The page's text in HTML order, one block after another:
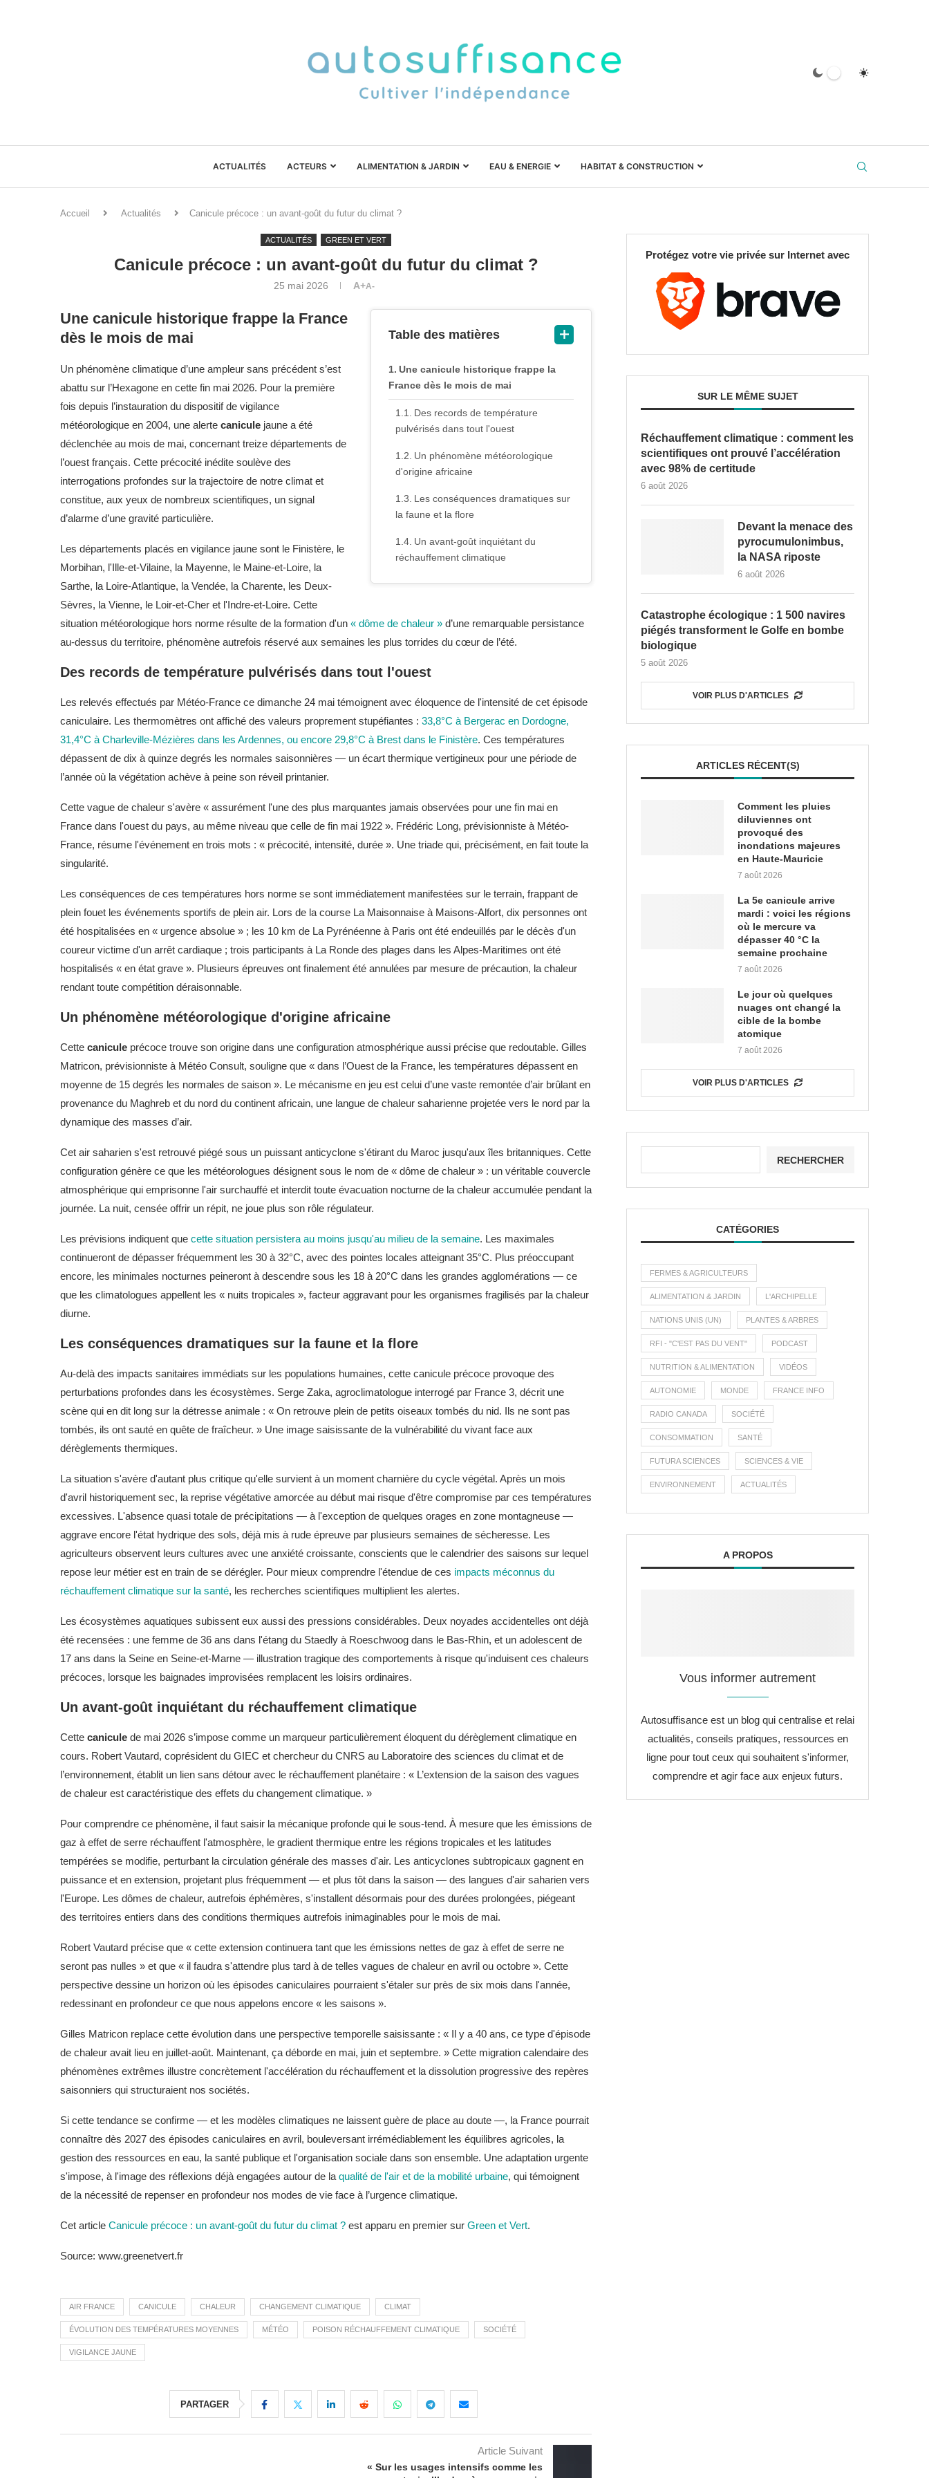
ACTUALITÉS ACTEURS ALIMENTATION & JARDIN EAU & ENERGIE HABITAT & CONSTRUCTION
Accueil Actualités Canicule précoce : un avant-goût du futur du climat ?
ACTUALITÉS GREEN ET VERT
Canicule précoce : un avant-goût du futur du climat ?
25 mai 2026 A+A-
Table des matières
Une canicule historique frappe la
France dès le mois de mai
Des records de température
pulvérisés dans tout l'ouest
Un phénomène météorologique
d'origine africaine
Les conséquences dramatiques sur
la faune et la flore
Un avant-goût inquiétant du
réchauffement climatique
Une canicule historique frappe la France
dès le mois de mai
Un phénomène climatique d’une ampleur sans précédent s’est
abattu sur l’Hexagone en cette fin mai 2026. Pour la première
fois depuis l’instauration du dispositif de vigilance
météorologique en 2004, une alerte canicule jaune a été
déclenchée au mois de mai, concernant treize départements de
l’ouest français. Cette précocité inédite soulève des
interrogations profondes sur la trajectoire de notre climat et
constitue, aux yeux de nombreux scientifiques, un signal
d’alarme d’une gravité particulière.
Les départements placés en vigilance jaune sont le Finistère, le
Morbihan, l'Ille-et-Vilaine, la Mayenne, le Maine-et-Loire, la
Sarthe, la Loire-Atlantique, la Vendée, la Charente, les Deux-
Sèvres, la Vienne, le Loir-et-Cher et l'Indre-et-Loire. Cette
situation météorologique hors norme résulte de la formation d'un « dôme de chaleur » d’une remarquable persistance
au-dessus du territoire, phénomène autrefois réservé aux semaines les plus torrides du cœur de l’été.
Des records de température pulvérisés dans tout l'ouest
Les relevés effectués par Météo-France ce dimanche 24 mai témoignent avec éloquence de l'intensité de cet épisode
caniculaire. Les thermomètres ont affiché des valeurs proprement stupéfiantes : 33,8°C à Bergerac en Dordogne,
31,4°C à Charleville-Mézières dans les Ardennes, ou encore 29,8°C à Brest dans le Finistère. Ces températures
dépassent de dix à quinze degrés les normales saisonnières — un écart thermique vertigineux pour une période de
l’année où la végétation achève à peine son réveil printanier.
Cette vague de chaleur s'avère « assurément l'une des plus marquantes jamais observées pour une fin mai en
France dans l'ouest du pays, au même niveau que celle de fin mai 1922 ». Frédéric Long, prévisionniste à Météo-
France, résume l'événement en trois mots : « précocité, intensité, durée ». Une triade qui, précisément, en fait toute la
singularité.
Les conséquences de ces températures hors norme se sont immédiatement manifestées sur le terrain, frappant de
plein fouet les événements sportifs de plein air. Lors de la course La Maisonnaise à Maisons-Alfort, dix personnes ont
été hospitalisées en « urgence absolue » ; les 10 km de La Pyrénéenne à Paris ont été endeuillés par le décès d'un
coureur victime d'un arrêt cardiaque ; trois participants à La Ronde des plages dans les Alpes-Maritimes ont été
hospitalisés « en état grave ». Plusieurs épreuves ont finalement été annulées par mesure de précaution, la chaleur
rendant toute compétition déraisonnable.
Un phénomène météorologique d'origine africaine
Cette canicule précoce trouve son origine dans une configuration atmosphérique aussi précise que redoutable. Gilles
Matricon, prévisionniste à Météo Consult, souligne que « dans l’Ouest de la France, les températures dépassent en
moyenne de 15 degrés les normales de saison ». Le mécanisme en jeu est celui d’une vaste remontée d’air brûlant en
provenance du Maghreb et du nord du continent africain, une langue de chaleur saharienne projetée vers le nord par la
dynamique des masses d’air.
Cet air saharien s'est retrouvé piégé sous un puissant anticyclone s'étirant du Maroc jusqu'aux îles britanniques. Cette
configuration génère ce que les météorologues désignent sous le nom de « dôme de chaleur » : un véritable couvercle
atmosphérique qui emprisonne l'air surchauffé et interdit toute évacuation nocturne de la chaleur accumulée pendant la
journée. La nuit, censée offrir un répit, ne joue plus son rôle régulateur.
Les prévisions indiquent que cette situation persistera au moins jusqu'au milieu de la semaine. Les maximales
continueront de dépasser fréquemment les 30 à 32°C, avec des pointes locales atteignant 35°C. Plus préoccupant
encore, les minimales nocturnes peineront à descendre sous les 18 à 20°C dans les grandes agglomérations — ce
que les climatologues appellent les « nuits tropicales », facteur aggravant pour les organismes fragilisés par la chaleur
diurne.
Les conséquences dramatiques sur la faune et la flore
Au-delà des impacts sanitaires immédiats sur les populations humaines, cette canicule précoce provoque des
perturbations profondes dans les écosystèmes. Serge Zaka, agroclimatologue interrogé par France 3, décrit une
scène qui en dit long sur la détresse animale : « On retrouve plein de petits oiseaux tombés du nid. Ils ne sont pas
tombés, ils ont sauté en quête de fraîcheur. » Une image saisissante de la vulnérabilité du vivant face aux
dérèglements thermiques.
La situation s'avère d'autant plus critique qu'elle survient à un moment charnière du cycle végétal. Après un mois
d'avril historiquement sec, la reprise végétative amorcée au début mai risque d'être compromise par ces températures
excessives. L'absence quasi totale de précipitations — à l'exception de quelques orages en zone montagneuse —
aggrave encore l'état hydrique des sols, déjà mis à rude épreuve par plusieurs semaines de sécheresse. Les
agriculteurs observent leurs cultures avec une anxiété croissante, conscients que le calendrier des saisons sur lequel
repose leur métier est en train de se dérégler. Pour mieux comprendre l'étendue de ces impacts méconnus du
réchauffement climatique sur la santé, les recherches scientifiques multiplient les alertes.
Les écosystèmes aquatiques subissent eux aussi des pressions considérables. Deux noyades accidentelles ont déjà
été recensées : une femme de 36 ans dans l'étang du Staedly à Roeschwoog dans le Bas-Rhin, et un adolescent de
17 ans dans la Seine en Seine-et-Marne — illustration tragique des comportements à risque qu'induisent ces chaleurs
précoces, lorsque les baignades improvisées remplacent les loisirs ordinaires.
Un avant-goût inquiétant du réchauffement climatique
Cette canicule de mai 2026 s’impose comme un marqueur particulièrement éloquent du dérèglement climatique en
cours. Robert Vautard, coprésident du GIEC et chercheur du CNRS au Laboratoire des sciences du climat et de
l’environnement, établit un lien sans détour avec le réchauffement planétaire : « L’extension de la saison des vagues
de chaleur est caractéristique des effets du changement climatique. »
Pour comprendre ce phénomène, il faut saisir la mécanique profonde qui le sous-tend. À mesure que les émissions de
gaz à effet de serre réchauffent l'atmosphère, le gradient thermique entre les régions tropicales et les latitudes
tempérées se modifie, perturbant la circulation générale des masses d'air. Les anticyclones subtropicaux gagnent en
puissance et en extension, projetant plus fréquemment — et plus tôt dans la saison — des langues d'air saharien vers
l'Europe. Les dômes de chaleur, autrefois éphémères, s'installent désormais pour des durées prolongées, piégeant
des territoires entiers dans des conditions thermiques autrefois inimaginables pour le mois de mai.
Robert Vautard précise que « cette extension continuera tant que les émissions nettes de gaz à effet de serre ne
seront pas nulles » et que « il faudra s'attendre plus tard à de telles vagues de chaleur en avril ou octobre ». Cette
perspective dessine un horizon où les épisodes caniculaires pourraient s'étaler sur près de six mois dans l'année,
redessinant en profondeur ce que nous appelons encore « les saisons ».
Gilles Matricon replace cette évolution dans une perspective temporelle saisissante : « Il y a 40 ans, ce type d'épisode
de chaleur avait lieu en juillet-août. Maintenant, ça déborde en mai, juin et septembre. » Cette migration calendaire des
phénomènes extrêmes illustre concrètement l'accélération du réchauffement et la dissolution progressive des repères
saisonniers qui structuraient nos sociétés.
Si cette tendance se confirme — et les modèles climatiques ne laissent guère de place au doute —, la France pourrait
connaître dès 2027 des épisodes caniculaires en avril, bouleversant irrémédiablement les équilibres agricoles, la
gestion des ressources en eau, la santé publique et l'organisation sociale dans son ensemble. Une adaptation urgente
s'impose, à l'image des réflexions déjà engagées autour de la qualité de l'air et de la mobilité urbaine, qui témoignent
de la nécessité de repenser en profondeur nos modes de vie face à l’urgence climatique.
Cet article Canicule précoce : un avant-goût du futur du climat ? est apparu en premier sur Green et Vert.
Source: www.greenetvert.fr
AIR FRANCE CANICULE CHALEUR CHANGEMENT CLIMATIQUE CLIMAT
ÉVOLUTION DES TEMPÉRATURES MOYENNES MÉTÉO POISON RÉCHAUFFEMENT CLIMATIQUE SOCIÉTÉ
VIGILANCE JAUNE
PARTAGER
Article Suivant
« Sur les usages intensifs comme les
Protégez votre vie privée sur Internet avec
SUR LE MÊME SUJET
Réchauffement climatique : comment les
scientifiques ont prouvé l’accélération
avec 98% de certitude
6 août 2026
Devant la menace des
pyrocumulonimbus,
la NASA riposte
6 août 2026
Catastrophe écologique : 1 500 navires
piégés transforment le Golfe en bombe
biologique
5 août 2026
VOIR PLUS D'ARTICLES
ARTICLES RÉCENT(S)
Comment les pluies
diluviennes ont
provoqué des
inondations majeures
en Haute-Mauricie
7 août 2026
La 5e canicule arrive
mardi : voici les régions
où le mercure va
dépasser 40 °C la
semaine prochaine
7 août 2026
Le jour où quelques
nuages ont changé la
cible de la bombe
atomique
7 août 2026
VOIR PLUS D'ARTICLES
RECHERCHER
CATÉGORIES
FERMES & AGRICULTEURS
ALIMENTATION & JARDIN L'ARCHIPELLE
NATIONS UNIS (UN) PLANTES & ARBRES
RFI - "C'EST PAS DU VENT" PODCAST
NUTRITION & ALIMENTATION VIDÉOS
AUTONOMIE MONDE FRANCE INFO
RADIO CANADA SOCIÉTÉ
CONSOMMATION SANTÉ
FUTURA SCIENCES SCIENCES & VIE
ENVIRONNEMENT ACTUALITÉS
A PROPOS
Vous informer autrement
Autosuffisance est un blog qui centralise et relai
actualités, conseils pratiques, ressources en
ligne pour tout ceux qui souhaitent s'informer,
comprendre et agir face aux enjeux futurs.